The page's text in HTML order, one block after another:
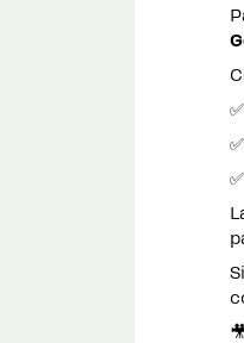
🎥